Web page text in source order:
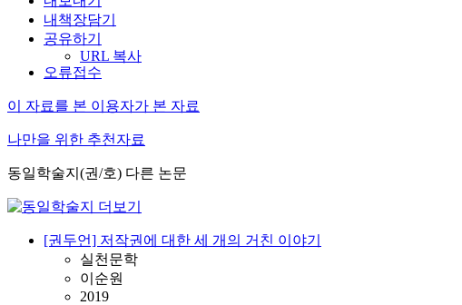
내책장담기
공유하기
URL 복사
오류접수
이 자료를 본 이용자가 본 자료
나만을 위한 추천자료
동일학술지(권/호) 다른 논문
[권두언] 저작권에 대한 세 개의 거친 이야기
실천문학
이순원
2019